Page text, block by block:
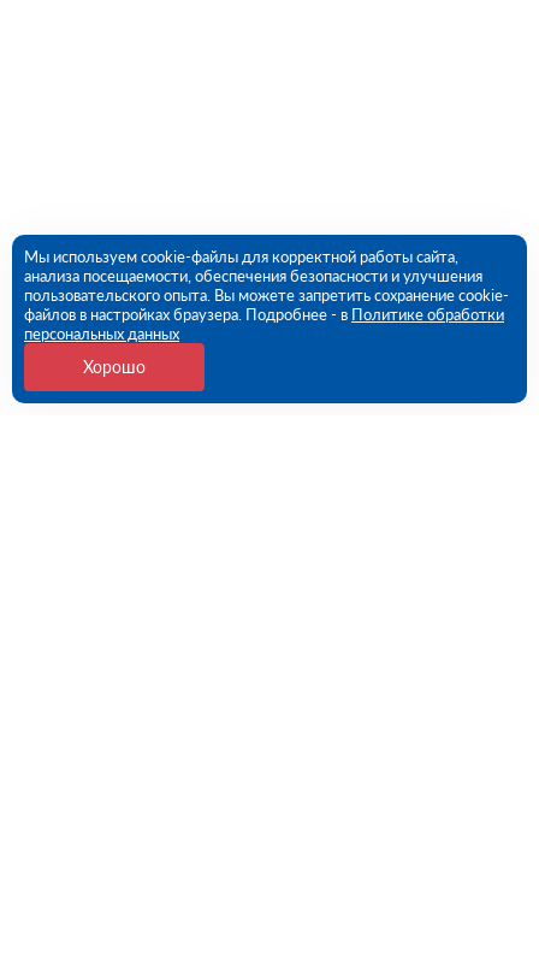
Мы используем cookie-файлы для корректной работы сайта,
анализа посещаемости, обеспечения безопасности и улучшения
пользовательского опыта. Вы можете запретить сохранение cookie-
файлов в настройках браузера. Подробнее - в Политике обработки
персональных данных
Хорошо